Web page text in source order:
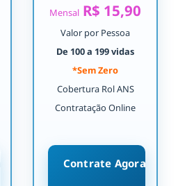
Mensal R$ 15,90
Valor por Pessoa
De 100 a 199 vidas
*Sem Zero
Cobertura Rol ANS
Contratação Online
Contrate Agora